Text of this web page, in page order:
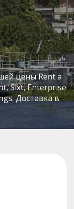
цены Rent a
Sixt, Enterprise
Доставка в